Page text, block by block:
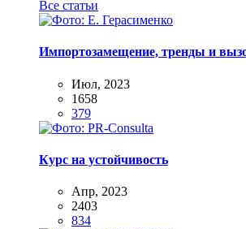
Все статьи
Импортозамещение, тренды и
Июл, 2023
1658
379
Курс на устойчивость
Апр, 2023
2403
834